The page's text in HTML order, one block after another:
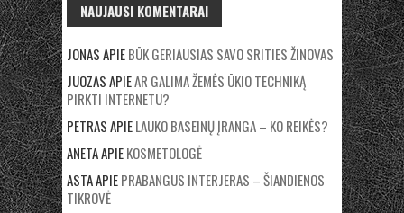
NAUJAUSI KOMENTARAI
JONASAPIEBŪK GERIAUSIAS SAVO SRITIES ŽINOVAS
JUOZASAPIEAR GALIMA ŽEMĖS ŪKIO TECHNIKĄ
PIRKTI INTERNETU?
PETRASAPIELAUKO BASEINŲ ĮRANGA – KO REIKĖS?
ANETAAPIEKOSMETOLOGĖ
ASTAAPIEPRABANGUS INTERJERAS – ŠIANDIENOS
TIKROVĖ